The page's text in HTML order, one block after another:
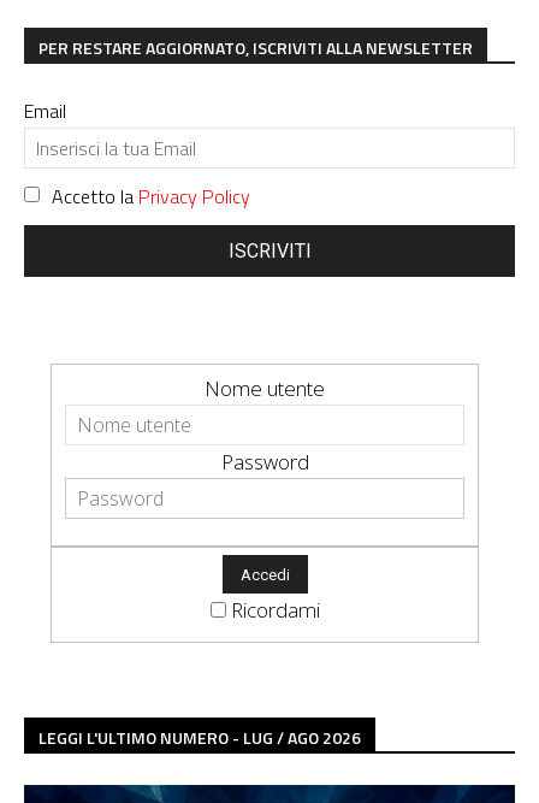
PER RESTARE AGGIORNATO, ISCRIVITI ALLA NEWSLETTER
Email
Accetto la Privacy Policy
ISCRIVITI
Nome utente
Password
Ricordami
LEGGI L'ULTIMO NUMERO - LUG / AGO 2026